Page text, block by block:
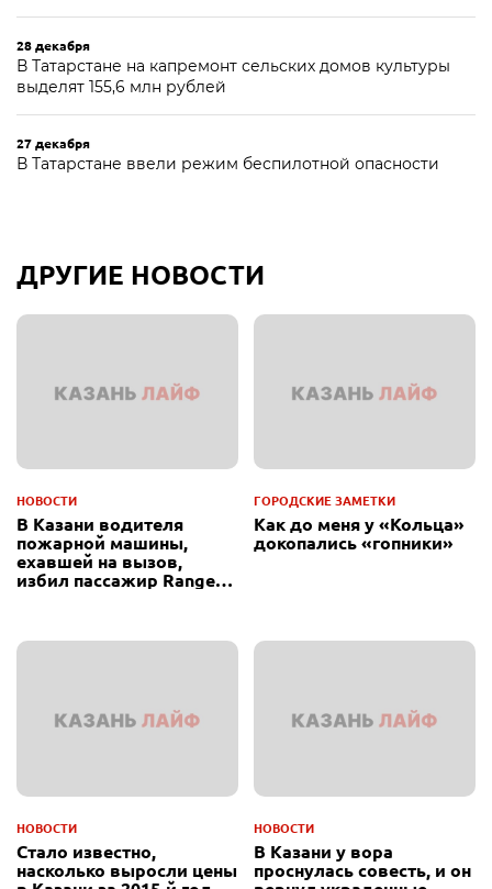
28 декабря
В Татарстане на капремонт сельских домов культуры
выделят 155,6 млн рублей
27 декабря
В Татарстане ввели режим беспилотной опасности
ДРУГИЕ НОВОСТИ
НОВОСТИ
В Казани водителя
пожарной машины,
ехавшей на вызов,
избил пассажир Range
ГОРОДСКИЕ ЗАМЕТКИ
Как до меня у «Кольца»
докопались «гопники»
НОВОСТИ
Стало известно,
насколько выросли цены
НОВОСТИ
В Казани у вора
проснулась совесть, и он